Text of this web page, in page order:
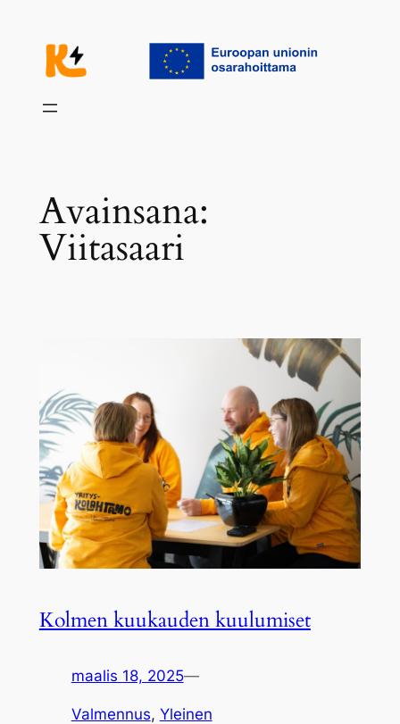
sisältöön
Avainsana:
Viitasaari
Kolmen kuukauden kuulumiset
maalis 18, 2025—
Valmennus, Yleinen